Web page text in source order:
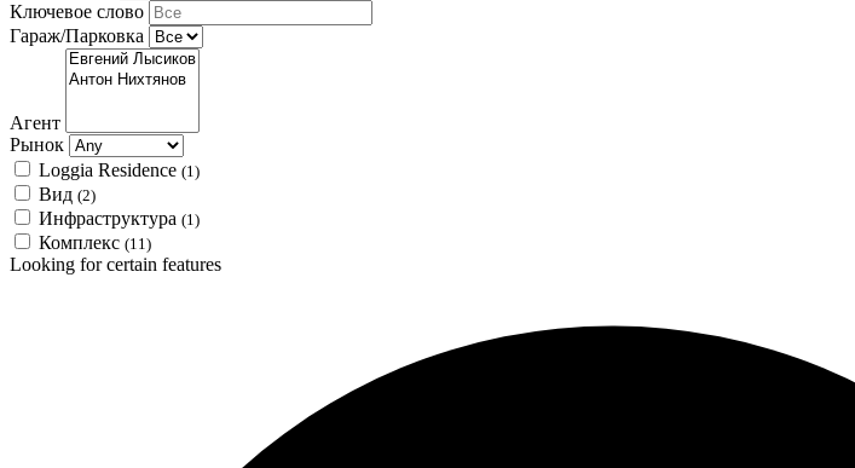
Ключевое слово
Гараж/Парковка
Агент
Рынок
Loggia Residence (1)
Вид (2)
Инфраструктура (1)
Комплекс (11)
Looking for certain features